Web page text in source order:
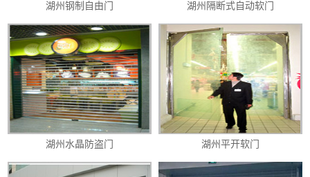
湖州钢制自由门 湖州隔断式自动软门
湖州水晶防盗门 湖州平开软门